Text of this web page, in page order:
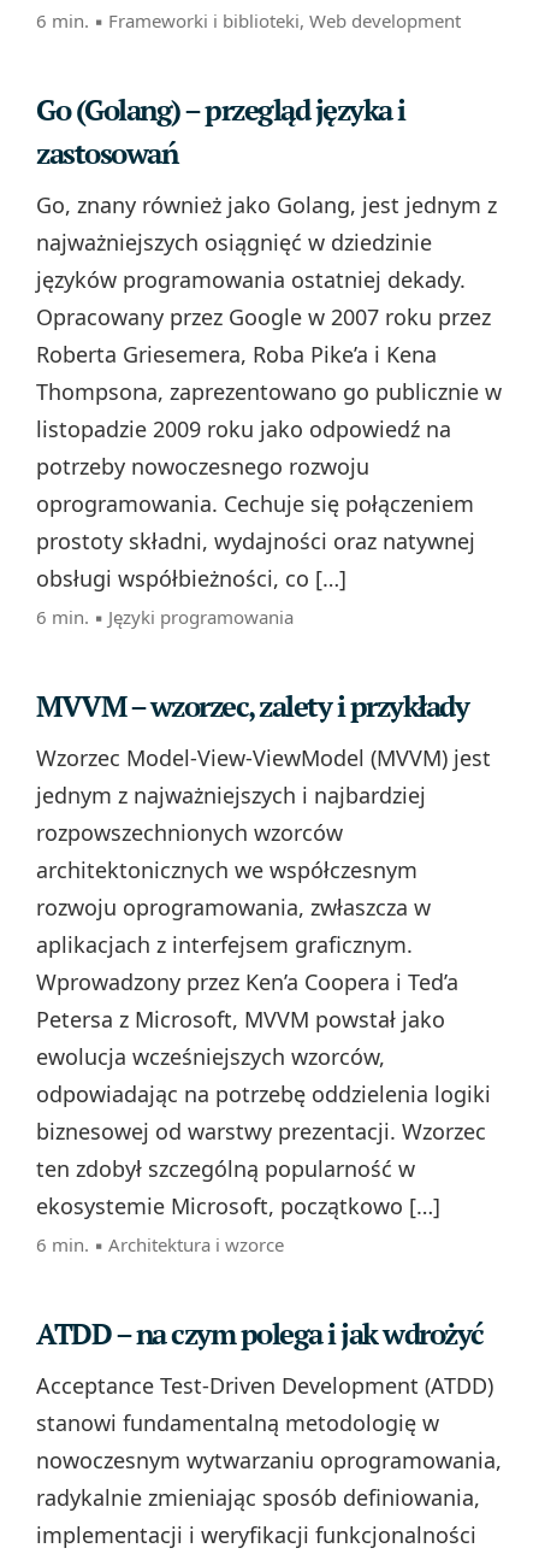
6 min. ▪ Frameworki i biblioteki, Web development
Go (Golang) – przegląd języka i
zastosowań
Go, znany również jako Golang, jest jednym z
najważniejszych osiągnięć w dziedzinie
języków programowania ostatniej dekady.
Opracowany przez Google w 2007 roku przez
Roberta Griesemera, Roba Pike’a i Kena
Thompsona, zaprezentowano go publicznie w
listopadzie 2009 roku jako odpowiedź na
potrzeby nowoczesnego rozwoju
oprogramowania. Cechuje się połączeniem
prostoty składni, wydajności oraz natywnej
obsługi współbieżności, co […]
6 min. ▪ Języki programowania
MVVM – wzorzec, zalety i przykłady
Wzorzec Model-View-ViewModel (MVVM) jest
jednym z najważniejszych i najbardziej
rozpowszechnionych wzorców
architektonicznych we współczesnym
rozwoju oprogramowania, zwłaszcza w
aplikacjach z interfejsem graficznym.
Wprowadzony przez Ken’a Coopera i Ted’a
Petersa z Microsoft, MVVM powstał jako
ewolucja wcześniejszych wzorców,
odpowiadając na potrzebę oddzielenia logiki
biznesowej od warstwy prezentacji. Wzorzec
ten zdobył szczególną popularność w
ekosystemie Microsoft, początkowo […]
6 min. ▪ Architektura i wzorce
ATDD – na czym polega i jak wdrożyć
Acceptance Test-Driven Development (ATDD)
stanowi fundamentalną metodologię w
nowoczesnym wytwarzaniu oprogramowania,
radykalnie zmieniając sposób definiowania,
implementacji i weryfikacji funkcjonalności